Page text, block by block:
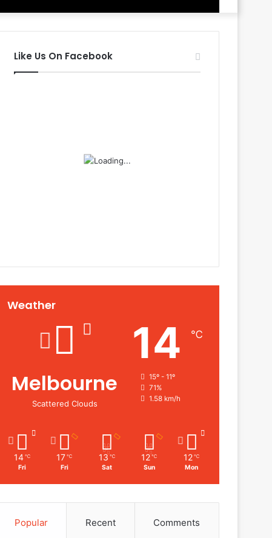
Like Us On Facebook
Weather
Melbourne
Scattered Clouds
14 ℃
15º - 11º
71%
1.58 km/h
14 ℃
Fri
17 ℃
Fri
13 ℃
Sat
12 ℃
Sun
12 ℃
Mon
Popular Recent Comments